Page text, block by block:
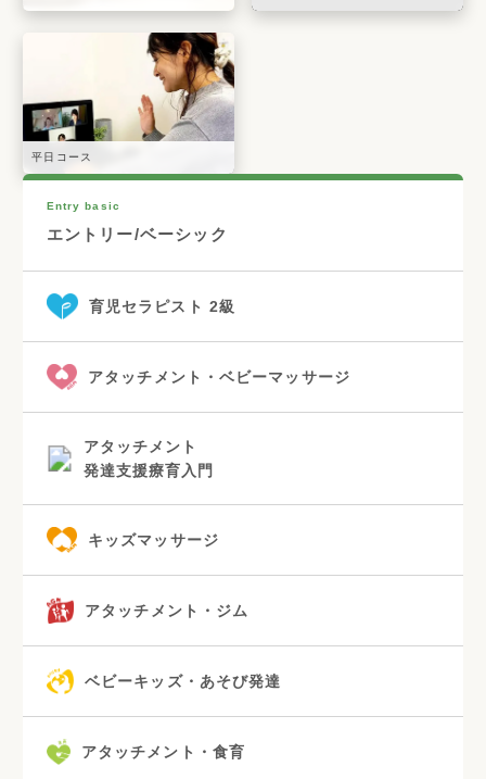
平日コース
Entry basic
エントリー/ベーシック
育児セラピスト 2級
アタッチメント・ベビーマッサージ
アタッチメント
発達支援療育入門
キッズマッサージ
アタッチメント・ジム
ベビーキッズ・あそび発達
アタッチメント・食育